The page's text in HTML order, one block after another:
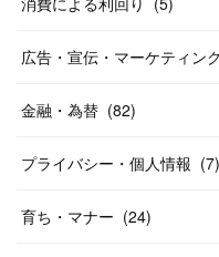
広告・宣伝・マーケティン
金融・為替 (82)
プライバシー・個人情報 (7)
育ち・マナー (24)